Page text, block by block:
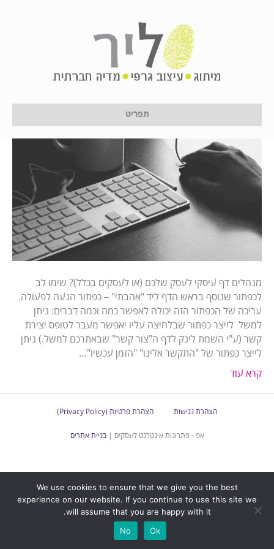
תפריט
הנעה לפעולה מהדף העיסקי
24 בינואר 2017
מנהלים דף עיסקי לעסק שלכם (או לעסקים בכלל)? שימו לב
לכפתור שנוסף בראש הדף ליד "אהבתי" – כפתור הנעה לפעולה.
עריכה של הכפתור הזה יכולה לאפשר כמה וכמה דברים: ניתן
למשל לייצר כפתור שבלחיצה עליו יאפשר מעבר לטופס יצירת
קשר (ע"י השמת לינק לדף ה"צור קשר" שבאתרכם למשל.) ניתן
לייצר כפתור של "התקשר אלינו" "הזמן עכשיו"…
קרא עוד
הצהרת נגישות הצהרת פרטיות (Privacy Policy)
אפ - פתרונות אינטרנט לעסקים |בניית אתרים
We use cookies to ensure that we give you the best
experience on our website. If you continue to use this site we
will assume that you are happy with it.
Ok
No